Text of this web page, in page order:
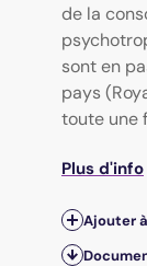
de la
sont en
pays
toute une
Plus d'info
Ajouter